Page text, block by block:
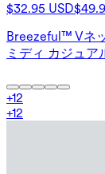
$32.95 USD
Breezeful™ Vネ
ミディ カジュア
+12
+12